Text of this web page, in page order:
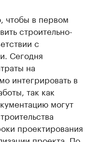
чтобы в первом
строительно-
с
Сегодня
на
интегрировать в
так как
могут
проектирования